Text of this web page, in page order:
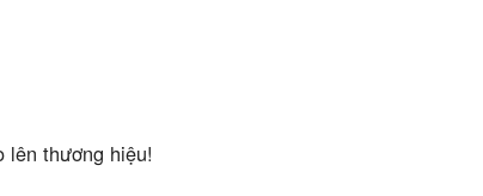
thương hiệu!